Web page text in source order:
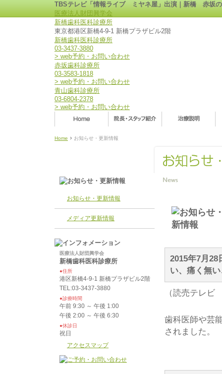
TBSテレビ「情報ライブ ミヤネ屋」出演｜新橋 赤坂
医療法人財団興学会
新橋歯科医科診療所
東京都港区新橋4-9-1 新橋プラザビル2階
新橋歯科医科診療所
03-3437-3880
> web予約・お問い合わせ
赤坂歯科診療所
03-3583-1818
> web予約・お問い合わせ
青山歯科診療所
03-6804-2378
> web予約・お問い合わせ
Home › お知らせ・更新情報
2015年7月
い、痛く無
（読売テレ
歯科医師や芸
されました。
お知らせ・更新情報
メディア更新情報
医療法人財団興学会
新橋歯科医科診療所
●住所
港区新橋4-9-1 新橋プラザビル2階
TEL:03-3437-3880
●診療時間
午前 9:30 ～ 午後 1:00
午後 2:00 ～ 午後 6:30
●休診日
祝日
アクセスマップ